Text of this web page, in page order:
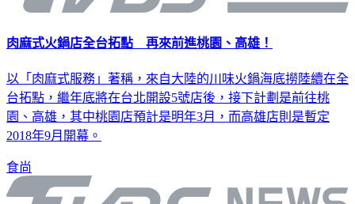
肉麻式火鍋店全台拓點 再來前進桃園、高雄！
以「肉麻式服務」著稱，來自大陸的川味火鍋海底撈陸續在全
台拓點，繼年底將在台北開設5號店後，接下計劃是前往桃
園、高雄，其中桃園店預計是明年3月，而高雄店則是暫定
2018年9月開幕。
食尚